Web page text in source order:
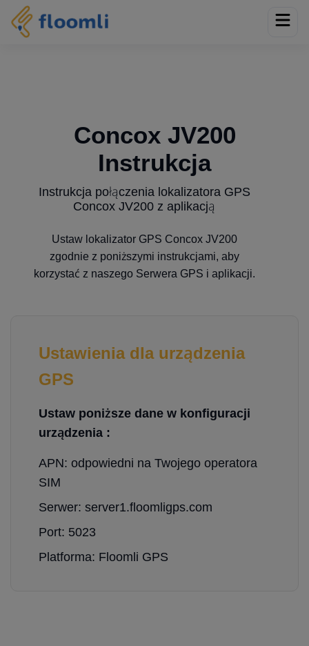
Concox JV200
Instrukcja
Instrukcja połączenia lokalizatora GPS
Concox JV200 z aplikacją
Ustaw lokalizator GPS Concox JV200
zgodnie z poniższymi instrukcjami, aby
korzystać z naszego Serwera GPS i aplikacji.
Ustawienia dla urządzenia
GPS
Ustaw poniższe dane w konfiguracji
urządzenia :
APN: odpowiedni na Twojego operatora
SIM
Serwer: server1.floomligps.com
Port: 5023
Platforma: Floomli GPS